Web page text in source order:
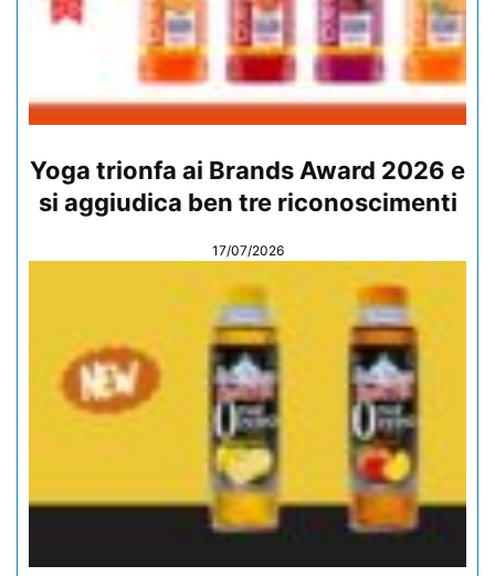
Yoga trionfa ai Brands Award 2026 e
si aggiudica ben tre riconoscimenti
17/07/2026